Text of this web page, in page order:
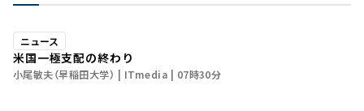
ニュース
米国一極支配の終わり
小尾敏夫（早稲田大学） ITmedia 07時30分